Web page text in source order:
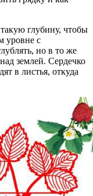
глубину, чтобы
уровне с
но в то же
землей. Сердечко
в листья, откуда